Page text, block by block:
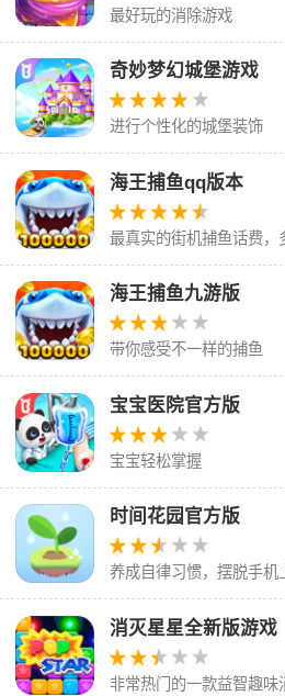
最好玩的消除游戏
奇妙梦幻城堡游戏
进行个性化的城堡装饰
海王捕鱼qq版本
最真实的街机捕鱼话费，
停。
海王捕鱼九游版
带你感受不一样的捕鱼
宝宝医院官方版
宝宝轻松掌握
时间花园官方版
养成自律习惯，摆脱手机
消灭星星全新版游戏
非常热门的一款益智趣味